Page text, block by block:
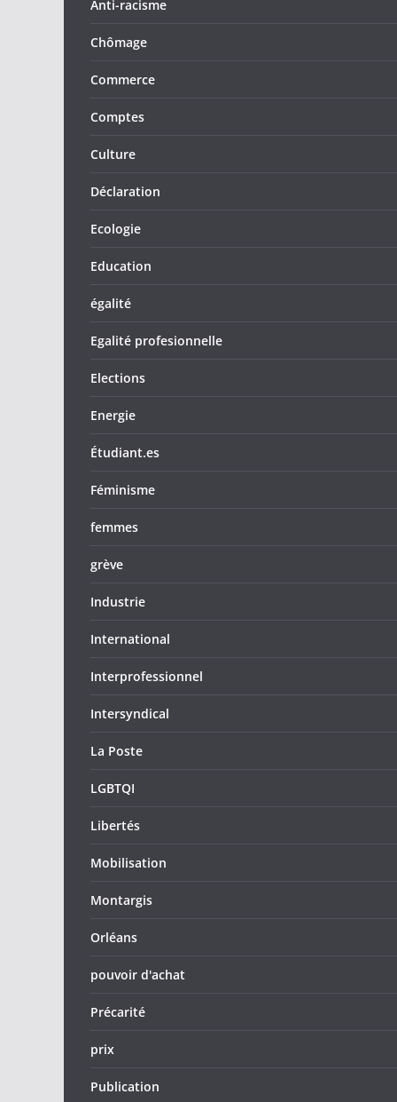
Anti-racisme
Chômage
Commerce
Comptes
Culture
Déclaration
Ecologie
Education
égalité
Egalité profesionnelle
Elections
Energie
Étudiant.es
Féminisme
femmes
grève
Industrie
International
Interprofessionnel
Intersyndical
La Poste
LGBTQI
Libertés
Mobilisation
Montargis
Orléans
pouvoir d'achat
Précarité
prix
Publication